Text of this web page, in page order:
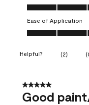
Value of Product, 5.0
Ease of Application
Ease of Application,
Helpful? (2) (
5 out of 5 stars.
Good